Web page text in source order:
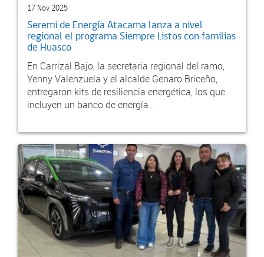
17 Nov 2025
Seremi de Energía Atacama lanza a nivel
regional el programa Siempre Listos con familias
de Huasco
En Carrizal Bajo, la secretaria regional del ramo,
Yenny Valenzuela y el alcalde Genaro Briceño,
entregaron kits de resiliencia energética, los que
incluyen un banco de energía...